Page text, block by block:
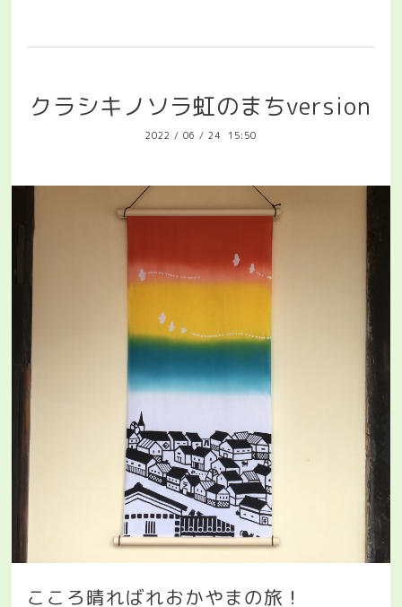
クラシキノソラ虹のまちversion
2022 / 06 / 24 15:50
こころ晴ればれおかやまの旅！